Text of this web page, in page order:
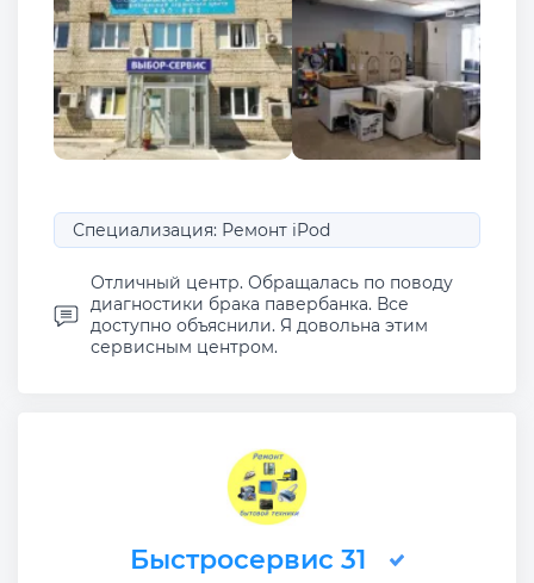
Специализация: Ремонт iPod
Отличный центр. Обращалась по поводу
диагностики брака павербанка. Все
доступно объяснили. Я довольна этим
сервисным центром.
Быстросервис 31